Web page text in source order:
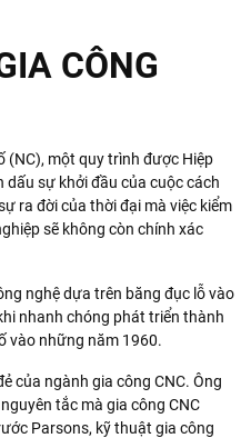
CÔNG
(NC), một quy trình được Hiệp
dấu sự khởi đầu của cuộc cách
ra đời của thời đại mà việc kiểm
sẽ không còn chính xác
nghệ dựa trên băng đục lỗ vào
nhanh chóng phát triển thành
vào những năm 1960.
của ngành gia công CNC. Ông
tắc mà gia công CNC
Parsons, kỹ thuật gia công